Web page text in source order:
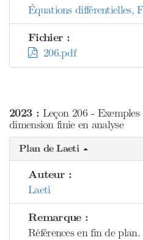
Équations différentielles,
Fichier :
206.pdf
2023 : Leçon 206 -
dimension finie en analyse
Plan de Laeti
Auteur :
Laeti
Remarque :
Références en fin de plan.